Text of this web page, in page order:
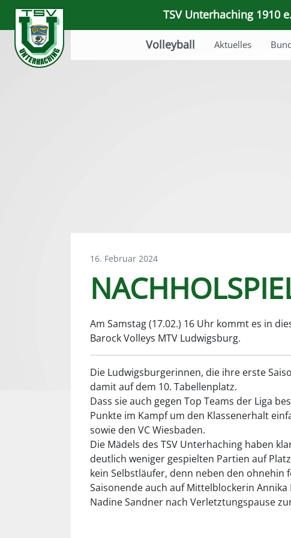
TSV Unterhaching 1910
Volleyball Aktuelles
16. Februar 2024
Am Samstag (17.02.) 16 Uhr kommt es in
Barock Volleys MTV Ludwigsburg.
Die Ludwigsburgerinnen, die ihre erste
damit auf dem 10. Tabellenplatz.
Dass sie auch gegen Top Teams der Liga
Punkte im Kampf um den Klassenerhalt
sowie den VC Wiesbaden.
Die Mädels des TSV Unterhaching haben
deutlich weniger gespielten Partien auf
kein Selbstläufer, denn neben den ohnehin
Saisonende auch auf Mittelblockerin
Nadine Sandner nach Verletztungspause